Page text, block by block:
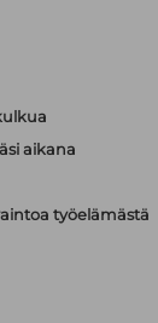
aikana
työelämästä